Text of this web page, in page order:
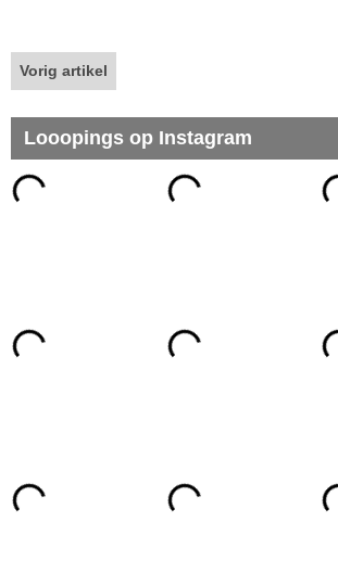
Vorig artikel
Looopings op Instagram